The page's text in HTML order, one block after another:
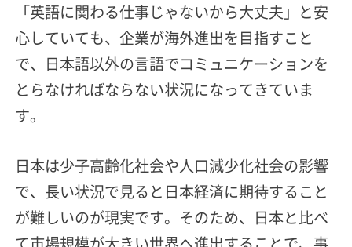
「英語に関わる仕事じゃないから大丈夫」と安
心していても、企業が海外進出を目指すこと
で、日本語以外の言語でコミュニケーションを
とらなければならない状況になってきていま
す。
日本は少子高齢化社会や人口減少化社会の影響
で、長い状況で見ると日本経済に期待すること
が難しいのが現実です。そのため、日本と比べ
て市場規模が大きい世界へ進出することで、事